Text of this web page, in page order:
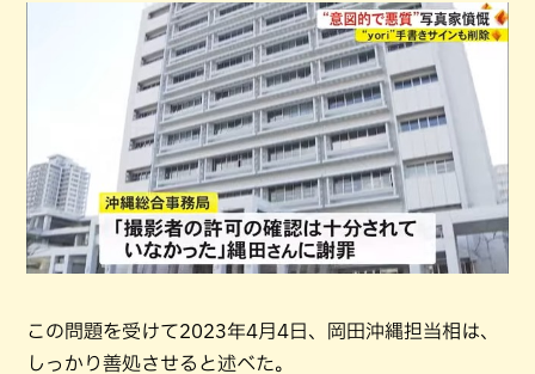
この問題を受けて2023年4月4日、岡田沖縄担当相は、
しっかり善処させると述べた。